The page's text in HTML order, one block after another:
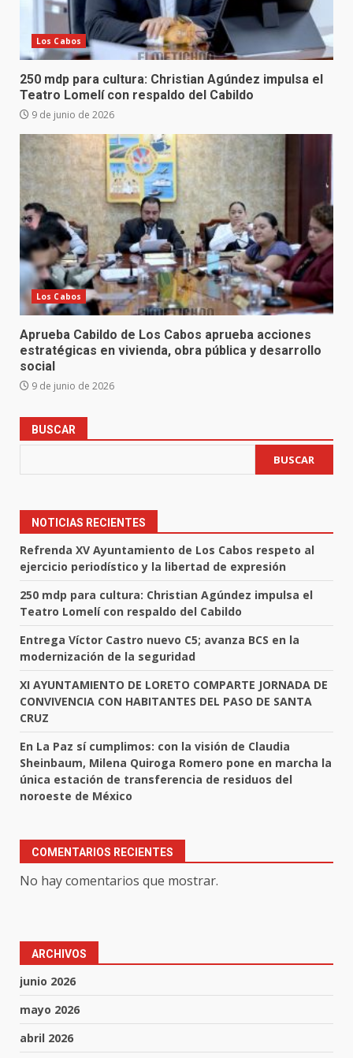
Los Cabos
250 mdp para cultura: Christian Agúndez impulsa el
Teatro Lomelí con respaldo del Cabildo
9 de junio de 2026
Los Cabos
Aprueba Cabildo de Los Cabos aprueba acciones
estratégicas en vivienda, obra pública y desarrollo
social
9 de junio de 2026
BUSCAR
BUSCAR
NOTICIAS RECIENTES
Refrenda XV Ayuntamiento de Los Cabos respeto al
ejercicio periodístico y la libertad de expresión
250 mdp para cultura: Christian Agúndez impulsa el
Teatro Lomelí con respaldo del Cabildo
Entrega Víctor Castro nuevo C5; avanza BCS en la
modernización de la seguridad
XI AYUNTAMIENTO DE LORETO COMPARTE JORNADA DE
CONVIVENCIA CON HABITANTES DEL PASO DE SANTA
CRUZ
En La Paz sí cumplimos: con la visión de Claudia
Sheinbaum, Milena Quiroga Romero pone en marcha la
única estación de transferencia de residuos del
noroeste de México
COMENTARIOS RECIENTES
No hay comentarios que mostrar.
ARCHIVOS
junio 2026
mayo 2026
abril 2026